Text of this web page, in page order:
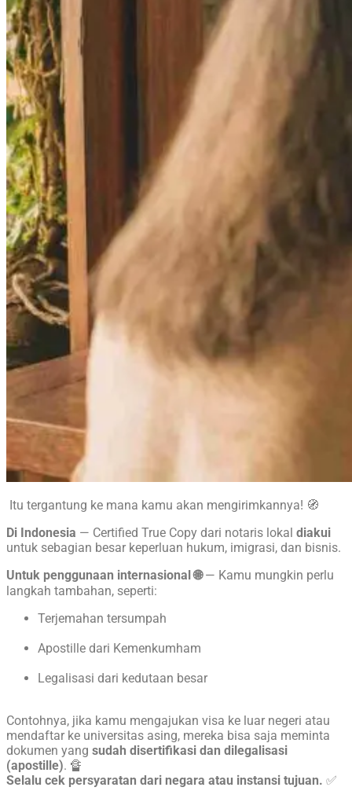
Itu tergantung ke mana kamu akan mengirimkannya! 🧭
Di Indonesia — Certified True Copy dari notaris lokal diakui
untuk sebagian besar keperluan hukum, imigrasi, dan bisnis.
Untuk penggunaan internasional 🌐— Kamu mungkin perlu
langkah tambahan, seperti:
Terjemahan tersumpah
Apostille dari Kemenkumham
Legalisasi dari kedutaan besar
Contohnya, jika kamu mengajukan visa ke luar negeri atau
mendaftar ke universitas asing, mereka bisa saja meminta
dokumen yang sudah disertifikasi dan dilegalisasi
(apostille). 🔏
Selalu cek persyaratan dari negara atau instansi tujuan. ✅